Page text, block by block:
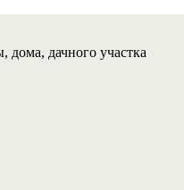
дома, дачного участка